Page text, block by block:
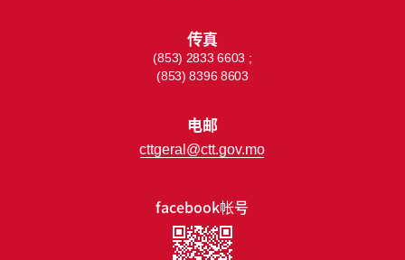
facebook帐号
传真
(853) 2833 6603 ;
(853) 8396 8603
电邮
cttgeral@ctt.gov.mo